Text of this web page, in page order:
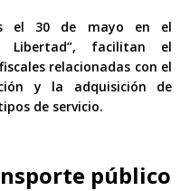
el 30 de mayo en el
Libertad”, facilitan el
relacionadas con el
y la adquisición de
de servicio.
público